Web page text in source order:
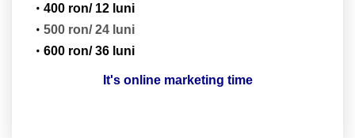
400 ron/ 12 luni
500 ron/ 24 luni
600 ron/ 36 luni
It's online marketing time